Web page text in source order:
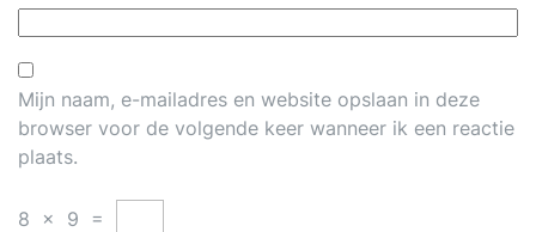
Mijn naam, e-mailadres en website opslaan in deze
browser voor de volgende keer wanneer ik een reactie
plaats.
8 × 9 =